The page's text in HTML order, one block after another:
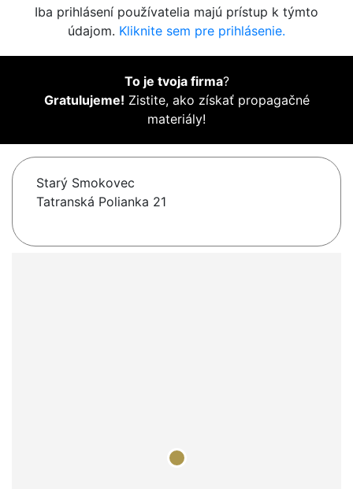
Iba prihlásení používatelia majú prístup k týmto
údajom. Kliknite sem pre prihlásenie.
To je tvoja firma?
Gratulujeme! Zistite, ako získať propagačné
materiály!
Starý Smokovec
Tatranská Polianka 21